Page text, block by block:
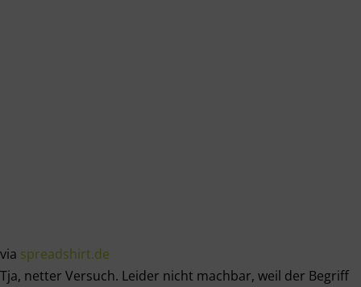
via spreadshirt.de
Tja, netter Versuch. Leider nicht machbar, weil der Begriff